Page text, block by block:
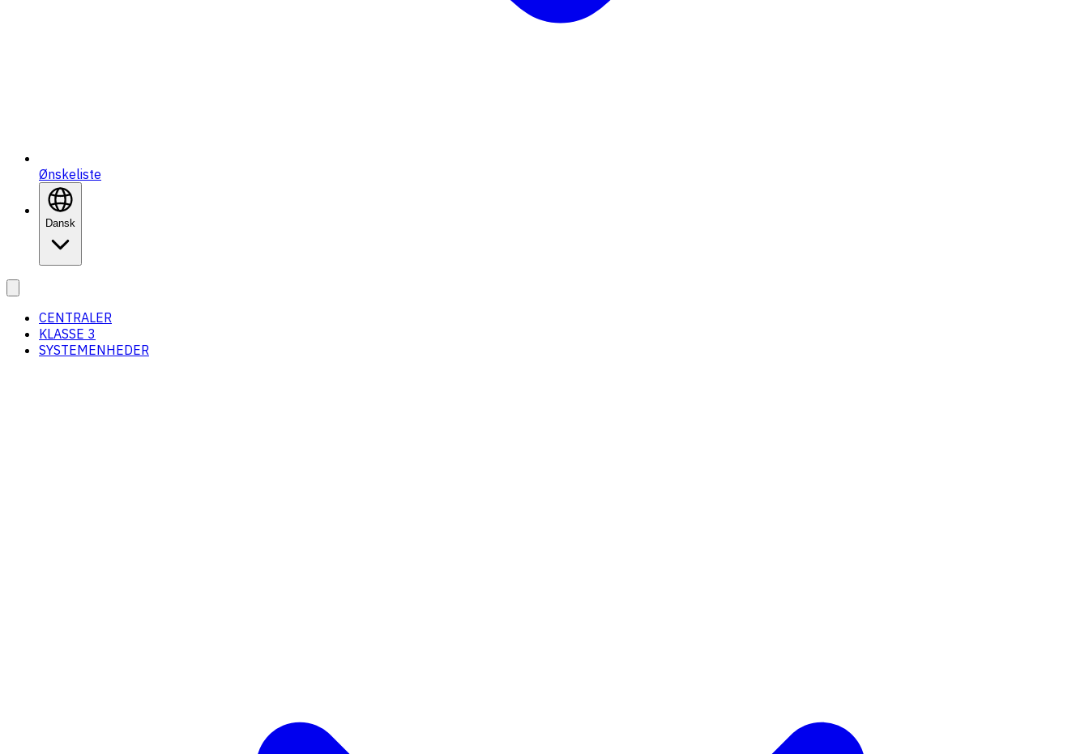
Ønskeliste
Dansk
CENTRALER
KLASSE 3
SYSTEMENHEDER